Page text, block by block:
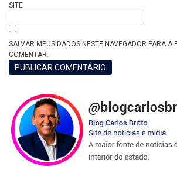
SITE
SALVAR MEUS DADOS NESTE NAVEGADOR PARA A
COMENTAR.